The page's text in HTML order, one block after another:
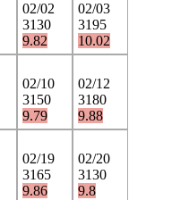
02/02
3130
9.82
02/03
3195
10.02
02/10
3150
9.79
02/12
3180
9.88
02/19
3165
9.86
02/20
3130
9.8